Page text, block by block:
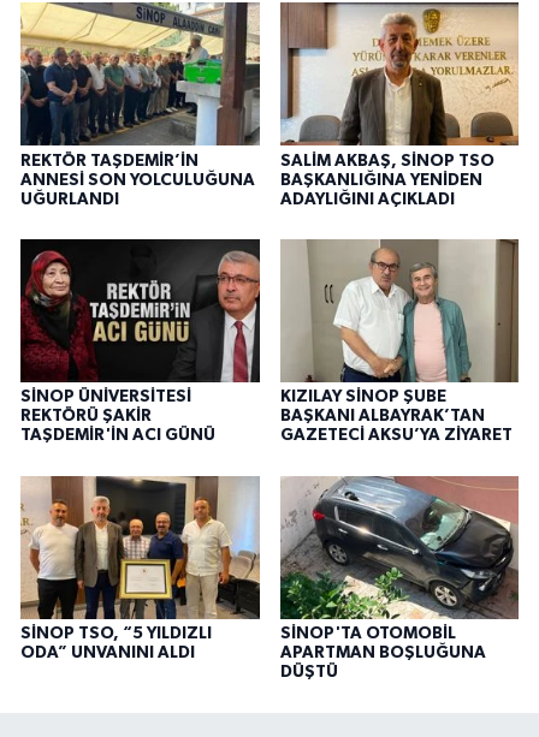
REKTÖR TAŞDEMİR’İN
ANNESİ SON YOLCULUĞUNA
UĞURLANDI
SALİM AKBAŞ, SİNOP TSO
BAŞKANLIĞINA YENİDEN
ADAYLIĞINI AÇIKLADI
SİNOP ÜNİVERSİTESİ
REKTÖRÜ ŞAKİR
TAŞDEMİR'İN ACI GÜNÜ
KIZILAY SİNOP ŞUBE
BAŞKANI ALBAYRAK’TAN
GAZETECİ AKSU’YA ZİYARET
SİNOP TSO, “5 YILDIZLI
ODA” UNVANINI ALDI
SİNOP'TA OTOMOBİL
APARTMAN BOŞLUĞUNA
DÜŞTÜ